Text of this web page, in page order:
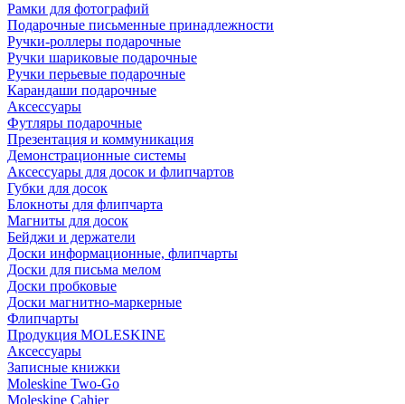
Рамки для фотографий
Подарочные письменные принадлежности
Ручки-роллеры подарочные
Ручки шариковые подарочные
Ручки перьевые подарочные
Карандаши подарочные
Аксессуары
Футляры подарочные
Презентация и коммуникация
Демонстрационные системы
Аксессуары для досок и флипчартов
Губки для досок
Блокноты для флипчарта
Магниты для досок
Бейджи и держатели
Доски информационные, флипчарты
Доски для письма мелом
Доски пробковые
Доски магнитно-маркерные
Флипчарты
Продукция MOLESKINE
Аксессуары
Записные книжки
Moleskine Two-Go
Moleskine Cahier